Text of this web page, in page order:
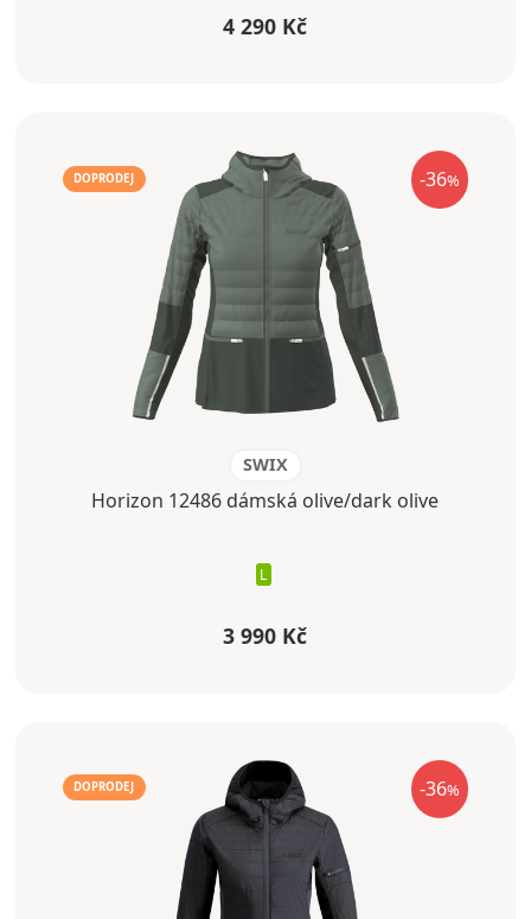
4 290 Kč
-36%
DOPRODEJ
SWIX
Horizon 12486 dámská olive/dark olive
L
3 990 Kč
-36%
DOPRODEJ